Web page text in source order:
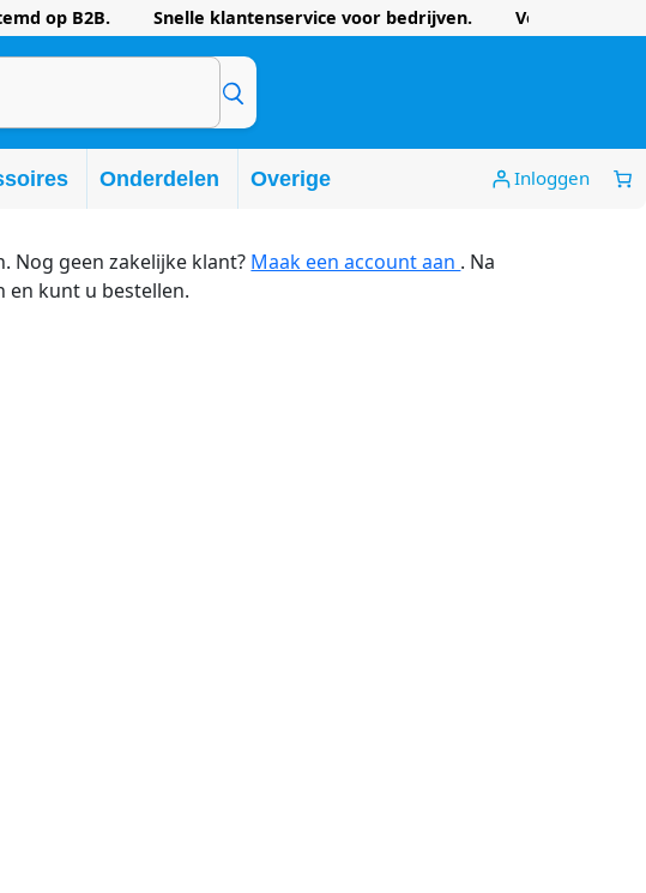
op B2B. Snelle klantenservice voor bedrijven. Voordelige
Onderdelen Overige Inloggen
Nog geen zakelijke klant? Maak een account aan . Na
kunt u bestellen.